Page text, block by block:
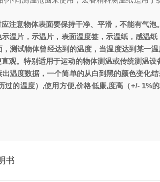
注意物体表面要保持干净、平滑，不能有气泡。
温片，示温片，表面温度签，示温纸，感温纸
测试物体曾经达到的温度，当温度达到某一
观。特别适用于运动的物体测温或传统测温
温度数据，一个简单的从白到黑的颜色变化
的温度） ,使用方便,价格低廉,度高 （+/- 1%
书